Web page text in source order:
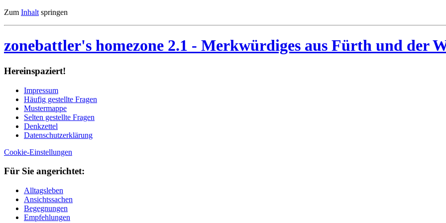
Zum Inhalt springen
zonebattler's homezone 2.1 - Merkwürdiges aus Fürth und der
Her­ein­spa­ziert!
Im­pres­sum
Häu­fig ge­stell­te Fra­gen
Mu­ster­map­pe
Sel­ten ge­stell­te Fra­gen
Denk­zet­tel
Da­ten­schutz­er­klä­rung
Cookie-Einstellungen
Für Sie an­ge­rich­tet:
Alltagsleben
Ansichtssachen
Begegnungen
Empfehlungen